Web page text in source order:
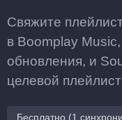
Свяжите
в Boomplay
обновления, и
целевой
Бесплатно (1